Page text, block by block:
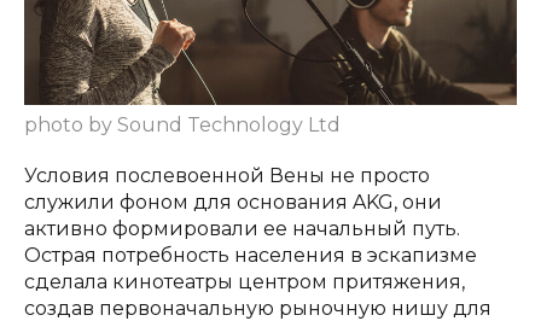
photo by Sound Technology Ltd
Условия послевоенной Вены не просто
служили фоном для основания AKG, они
активно формировали ее начальный путь.
Острая потребность населения в эскапизме
сделала кинотеатры центром притяжения,
создав первоначальную рыночную нишу для